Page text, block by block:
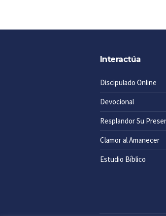
Interactúa
Discipulado Online
Devocional
Resplandor Su
Clamor al Amanecer
Estudio Bíblico